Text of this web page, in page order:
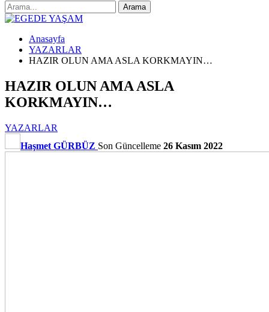
Anasayfa
YAZARLAR
HAZIR OLUN AMA ASLA KORKMAYIN…
HAZIR OLUN AMA ASLA
KORKMAYIN…
YAZARLAR
Haşmet GÜRBÜZ Son Güncelleme 26 Kasım 2022